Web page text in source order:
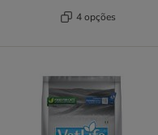
4 opções